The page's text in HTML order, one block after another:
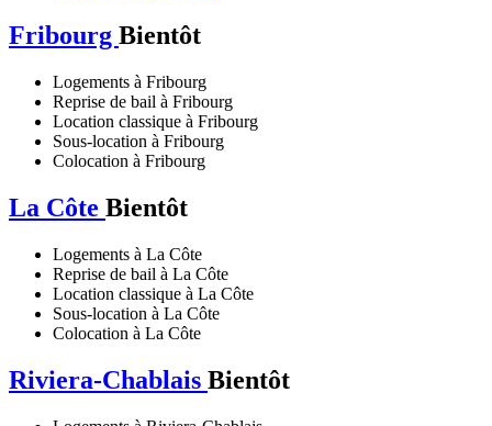
Fribourg Bientôt
Logements à Fribourg
Reprise de bail à Fribourg
Location classique à Fribourg
Sous-location à Fribourg
Colocation à Fribourg
La Côte Bientôt
Logements à La Côte
Reprise de bail à La Côte
Location classique à La Côte
Sous-location à La Côte
Colocation à La Côte
Riviera-Chablais Bientôt